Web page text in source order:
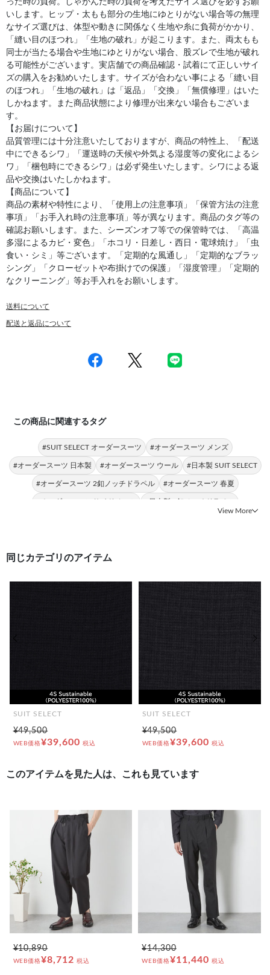
いします。ヒップ・太もも部分の生地にゆとりがない場合等の無理
なサイズ選びは、体型や動きに関係なく生地や糸に負荷がかかり、
「縫い目のほつれ」「生地の破れ」が起こります。また、両太もも
同士が当たる場合や生地にゆとりがない場合、股ズレで生地が破れ
る可能性がございます。実店舗での商品確認・試着にて正しいサイ
ズの購入をお勧めいたします。サイズが合わない事による「縫い目
のほつれ」「生地の破れ」は「返品」「交換」「無償修理」はいた
しかねます。また商品状態により修理が出来ない場合もございま
す。
【お届けについて】
品質管理には十分注意いたしておりますが、商品の特性上、「配送
中にできるシワ」「運送時の天候や外気よる湿度等の変化によるシ
ワ」「梱包時にできるシワ」は必ず発生いたします。シワによる返
品や交換はいたしかねます。
【商品について】
商品の素材や特性により、「使用上の注意事項」「保管方法の注意
事項」「お手入れ時の注意事項」等が異なります。商品のタグ等の
確認お願いします。また、シーズンオフ等での保管時では、「高温
多湿によるカビ・変色」「ホコリ・日差し・西日・電球焼け」「虫
食い・シミ」等ございます。「定期的な風通し」「定期的なブラッ
シング」「クローゼットや布掛けでの保護」「湿度管理」「定期的
なクリーニング」等お手入れをお願いします。
送料について
配送と返品について
この商品に関連するタグ
#SUIT SELECT オーダースーツ #オーダースーツ メンズ
#オーダースーツ 日本製 #オーダースーツ ウール #日本製 SUIT SELECT
#オーダースーツ 2釦ノッチドラペル #オーダースーツ 春夏
#オーダースーツ サイドベンツ #日本製 2釦ノッチドラペル
View More
同じカテゴリのアイテム
SUIT SELECT
¥49,500
WEB価格¥39,600 税込
SUIT SELECT
¥49,500
WEB価格¥39,600 税込
前の画像
このアイテムを見た人は、これも見ています
¥10,890
WEB価格¥8,712 税込
¥14,300
WEB価格¥11,440 税込